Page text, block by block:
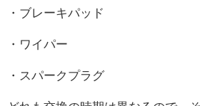
・ブレーキパッド
・ワイパー
・スパークプラグ